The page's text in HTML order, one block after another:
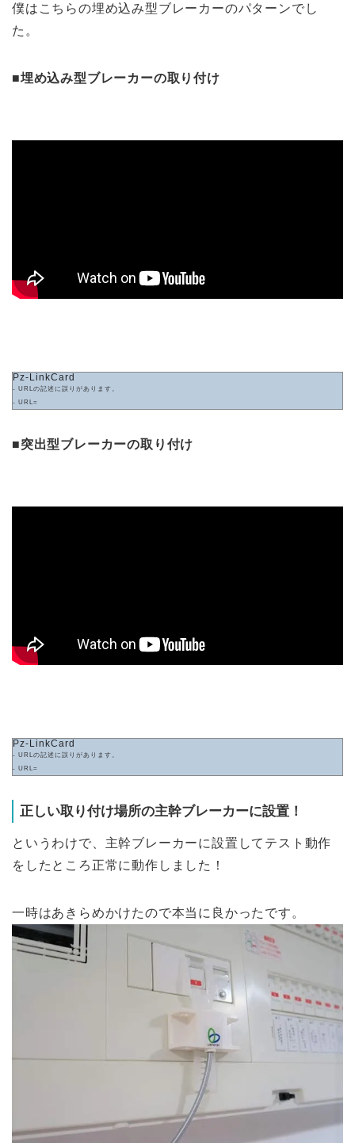
僕はこちらの埋め込み型ブレーカーのパターンでし
た。
■埋め込み型ブレーカーの取り付け
Pz-LinkCard
- URLの記述に誤りがあります。
- URL=
■突出型ブレーカーの取り付け
Pz-LinkCard
- URLの記述に誤りがあります。
- URL=
正しい取り付け場所の主幹ブレーカーに設置！
というわけで、主幹ブレーカーに設置してテスト動作
をしたところ正常に動作しました！
一時はあきらめかけたので本当に良かったです。